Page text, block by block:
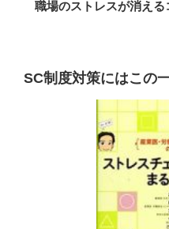
職場のストレスが消え
SC制度対策にはこの